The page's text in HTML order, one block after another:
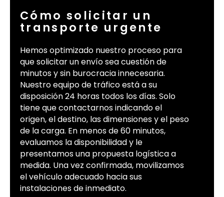
Cómo solicitar un
transporte urgente
Hemos optimizado nuestro proceso para
que solicitar un envío sea cuestión de
minutos y sin burocracia innecesaria.
Nuestro equipo de tráfico está a su
disposición 24 horas todos los días. Solo
tiene que contactarnos indicando el
origen, el destino, las dimensiones y el peso
de la carga. En menos de 60 minutos,
evaluamos la disponibilidad y le
presentamos una propuesta logística a
medida. Una vez confirmada, movilizamos
el vehículo adecuado hacia sus
instalaciones de inmediato.